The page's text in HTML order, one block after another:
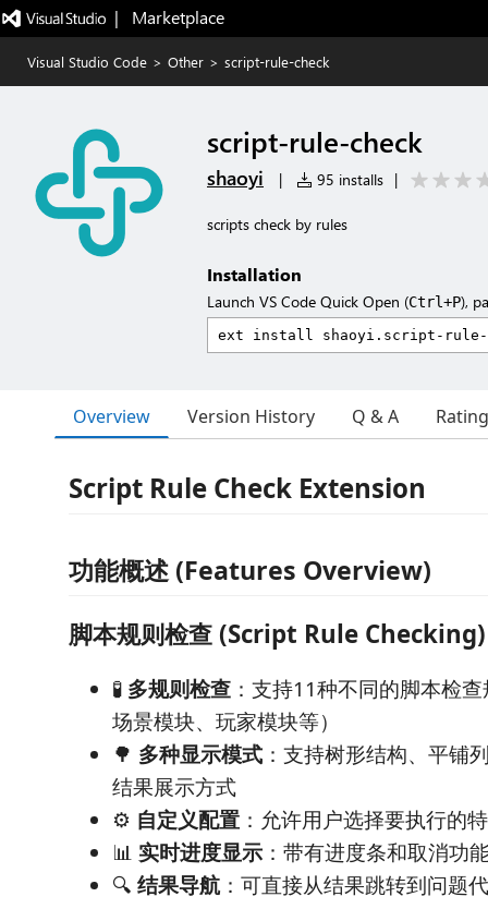
|   Marketplace
Visual Studio Code > Other > script-rule-check
script-rule-check
shaoyi | 95 installs |
scripts check by rules
Installation
Launch VS Code Quick Open (Ctrl+P),
Overview Version History Q & A
Script Rule Check Extension
功能概述 (Features Overview)
脚本规则检查 (Script Rule Checking)
🧪 多规则检查 ：支持11种不同的脚本检
场景模块、玩家模块等）
🌳 多种显示模式 ：支持树形结构、平铺
结果展示方式
⚙️ 自定义配置 ：允许用户选择要执行的
📊 实时进度显示 ：带有进度条和取消功
🔍 结果导航：可直接从结果跳转到问题